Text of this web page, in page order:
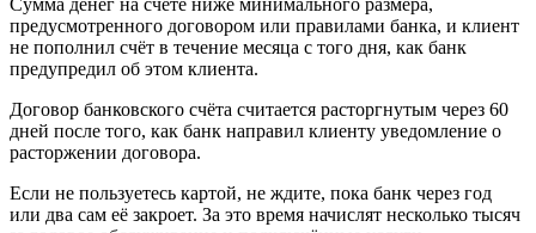
Сумма денег на счёте ниже минимального размера,
предусмотренного договором или правилами банка, и клиент
не пополнил счёт в течение месяца с того дня, как банк
предупредил об этом клиента.
Договор банковского счёта считается расторгнутым через 60
дней после того, как банк направил клиенту уведомление о
расторжении договора.
Если не пользуетесь картой, не ждите, пока банк через год
или два сам её закроет. За это время начислят несколько тысяч